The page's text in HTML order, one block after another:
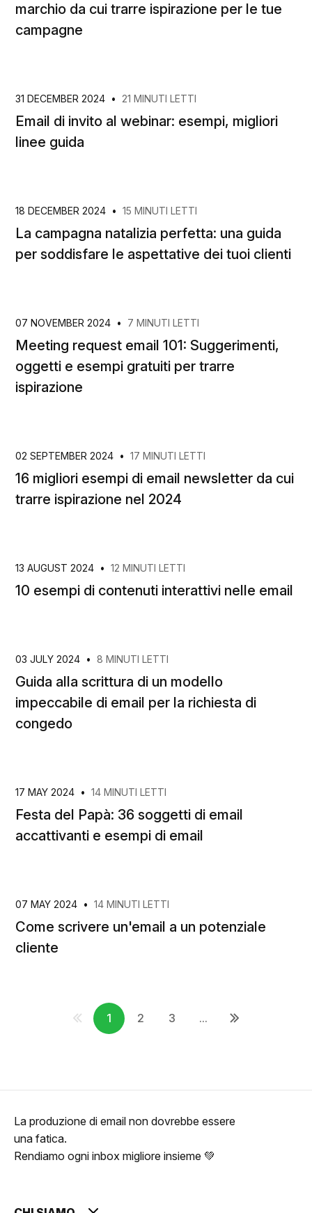
marchio da cui trarre ispirazione per le tue
campagne
31 DECEMBER 2024 • 21 MINUTI LETTI
Email di invito al webinar: esempi, migliori
linee guida
18 DECEMBER 2024 • 15 MINUTI LETTI
La campagna natalizia perfetta: una guida
per soddisfare le aspettative dei tuoi clienti
07 NOVEMBER 2024 • 7 MINUTI LETTI
Meeting request email 101: Suggerimenti,
oggetti e esempi gratuiti per trarre
ispirazione
02 SEPTEMBER 2024 • 17 MINUTI LETTI
16 migliori esempi di email newsletter da cui
trarre ispirazione nel 2024
13 AUGUST 2024 • 12 MINUTI LETTI
10 esempi di contenuti interattivi nelle email
03 JULY 2024 • 8 MINUTI LETTI
Guida alla scrittura di un modello
impeccabile di email per la richiesta di
congedo
17 MAY 2024 • 14 MINUTI LETTI
Festa del Papà: 36 soggetti di email
accattivanti e esempi di email
07 MAY 2024 • 14 MINUTI LETTI
Come scrivere un'email a un potenziale
cliente
1 2 3 ...
La produzione di email non dovrebbe essere
una fatica.
Rendiamo ogni inbox migliore insieme 💚